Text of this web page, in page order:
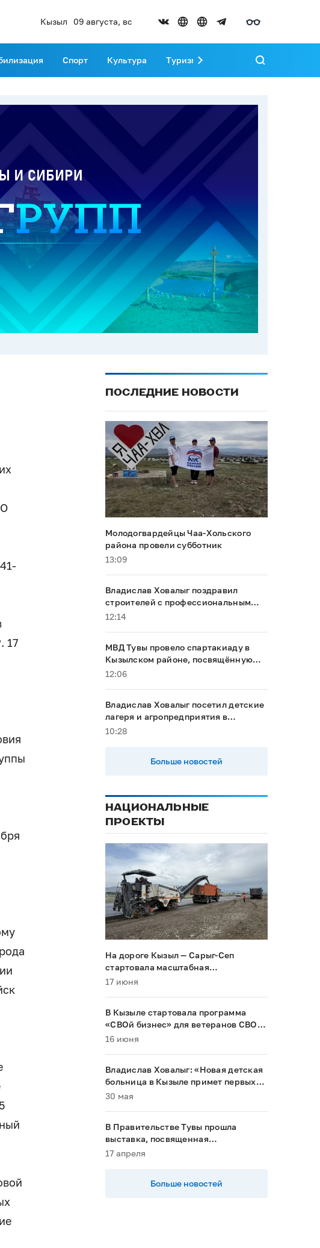
Кызыл 09 августа, вс
Спорт Культура Туризм Развитие Тувы
17
ПОСЛЕДНИЕ НОВОСТИ
Молодогвардейцы Чаа-Хольского
района провели субботник
13:09
Владислав Ховалыг поздравил
строителей с профессиональным
праздником
12:14
МВД Тувы провело спартакиаду в
Кызылском районе, посвящённую
Году народного единства
12:06
Владислав Ховалыг посетил детские
лагеря и агропредприятия в
Тандинском районе
10:28
Больше новостей
НАЦИОНАЛЬНЫЕ
ПРОЕКТЫ
На дороге Кызыл — Сарыг-Сеп
стартовала масштабная
реконструкция
17 июня
В Кызыле стартовала программа
«СВОй бизнес» для ветеранов СВО и
их семей
16 июня
Владислав Ховалыг: «Новая детская
больница в Кызыле примет первых
пациентов в 2028 году»
30 мая
В Правительстве Тувы прошла
выставка, посвященная
национальным проектам
17 апреля
Больше новостей